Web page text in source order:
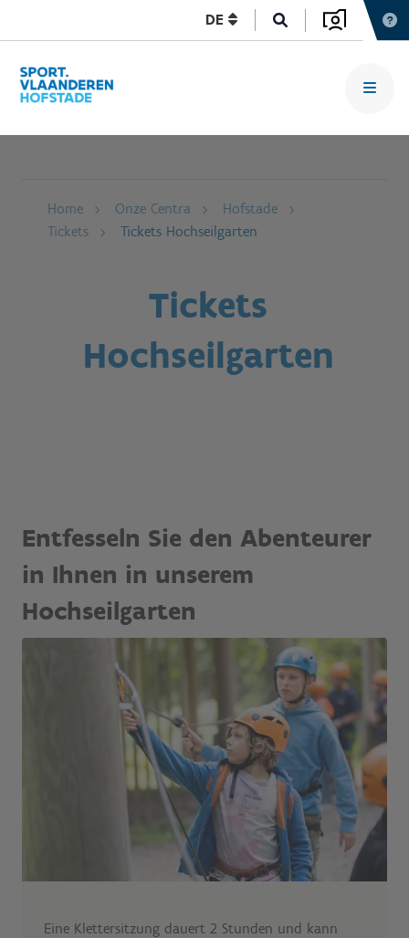
DE
Home Onze Centra
Hofstade
Tickets
Tickets Hochseilgarten
Tickets
Hochseilgarten
Entfesseln Sie den Abenteurer
in Ihnen in unserem
Hochseilgarten
Eine Klettersitzung dauert 2 Stunden und kann